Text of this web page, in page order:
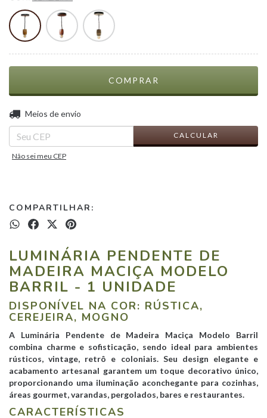
Entregas para o CEP:
Meios de envio
CALCULAR
Não sei meu CEP
COMPARTILHAR:
LUMINÁRIA PENDENTE DE
MADEIRA MACIÇA MODELO
BARRIL - 1 UNIDADE
DISPONÍVEL NA COR: RÚSTICA,
CEREJEIRA, MOGNO
A Luminária Pendente de Madeira Maciça Modelo Barril
combina charme e sofisticação, sendo ideal para ambientes
rústicos, vintage, retrô e coloniais. Seu design elegante e
acabamento artesanal garantem um toque decorativo único,
proporcionando uma iluminação aconchegante para cozinhas,
áreas gourmet, varandas, pergolados, bares e restaurantes.
CARACTERÍSTICAS